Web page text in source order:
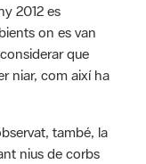
2012 es
on es van
que
niar, com així ha
també, la
nius de corbs